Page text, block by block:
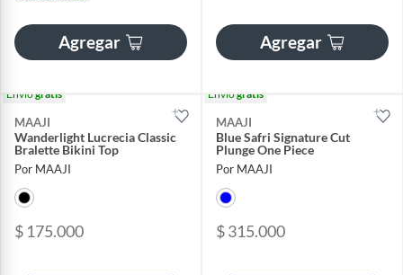
Agregar Agregar
Envíogratis
MAAJI
Wanderlight Lucrecia Classic
Bralette Bikini Top
Por MAAJI
$ 175.000
Envíogratis
MAAJI
Blue Safri Signature Cut
Plunge One Piece
Por MAAJI
$ 315.000